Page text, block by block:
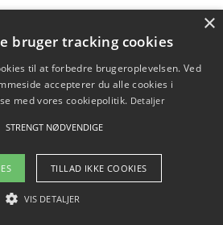
for familien og naturen
2026 - Pilanto Aps
Blog Betingelser
×
bruger tracking cookies
til at forbedre brugeroplevelsen. Ved
accepterer du alle cookies i
med vores cookiepolitik. Detaljer
STRENGT NØDVENDIGE
TILLAD IKKE COOKIES
VIS DETALJER